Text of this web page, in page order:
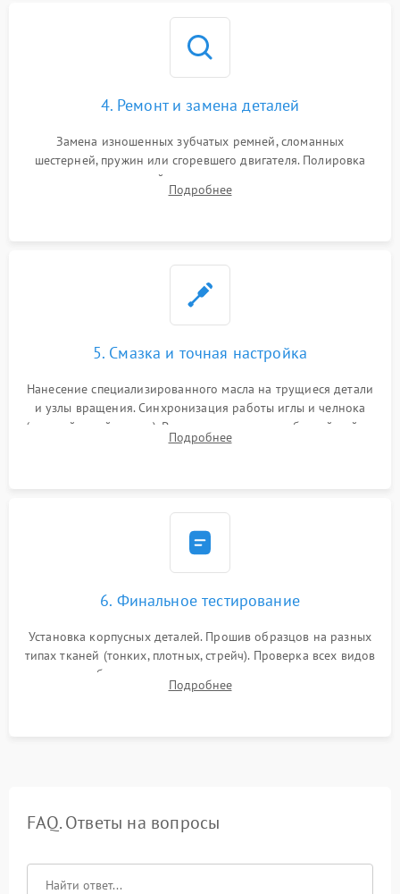
4. Ремонт и замена деталей
Замена изношенных зубчатых ремней, сломанных
шестерней, пружин или сгоревшего двигателя. Полировка
челночного устройства для устранения заусенцев.
Восстановление контактов в педали и пайка элементов на
Подробнее
5. Смазка и точная настройка
Нанесение специализированного масла на трущиеся детали
и узлы вращения. Синхронизация работы иглы и челнока
(настройка таймингов). Регулировка высоты зубчатой рейки,
центровка игловодителя и калибровка натяжителей верхней
Подробнее
6. Финальное тестирование
Установка корпусных деталей. Прошив образцов на разных
типах тканей (тонких, плотных, стрейч). Проверка всех видов
строчек, работы реверса, выметывания петли и намотчика
шпульки. Контроль плавности хода и отсутствия
Подробнее
FAQ. Ответы на вопросы